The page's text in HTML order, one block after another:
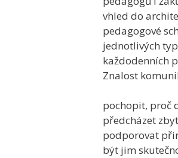
vhled do
pedagogové
jednotlivých
každodenních
Znalost
pochopit, proč
předcházet
podporovat
být jim